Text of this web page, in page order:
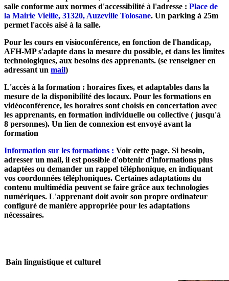
salle conforme aux normes d'accessibilité à l'adresse : Place de
la Mairie Vieille, 31320, Auzeville Tolosane. Un parking à 25m
permet l'accès aisé à la salle.
Pour les cours en visioconférence, en fonction de l'handicap,
AFH-MP s'adapte dans la mesure du possible, et dans les limites
technologiques, aux besoins des apprenants. (se renseigner en
adressant un mail)
L'accès à la formation : horaires fixes, et adaptables dans la
mesure de la disponibilité des locaux. Pour les formations en
vidéoconférence, les horaires sont choisis en concertation avec
les apprenants, en formation individuelle ou collective ( jusqu'à
8 personnes). Un lien de connexion est envoyé avant la
formation
Information sur les formations : Voir cette page. Si besoin,
adresser un mail, il est possible d'obtenir d'informations plus
adaptées ou demander un rappel téléphonique, en indiquant
vos coordonnées téléphoniques. Certaines adaptations du
contenu multimédia peuvent se faire grâce aux technologies
numériques. L'apprenant doit avoir son propre ordinateur
configuré de manière appropriée pour les adaptations
nécessaires.
Bain linguistique et culturel